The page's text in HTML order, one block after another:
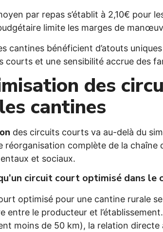
par repas s’établit à 2,10€ pour
limite les marges de
cantines bénéficient d’atouts
courts et une sensibilité accrue des
des
cantines
des circuits courts va au-delà du
réorganisation complète de la chaîne
et sociaux.
circuit court optimisé dans
optimisé pour une cantine rurale
entre le producteur et
moins de 50 km), la relation